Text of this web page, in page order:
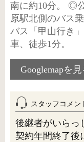
南に約10分。 ◎
原駅北側のバス
バス「甲山行き
車、徒歩1分。
Googlemapを見
スタッフコメン
後継者がいらっ
契約年間終了後